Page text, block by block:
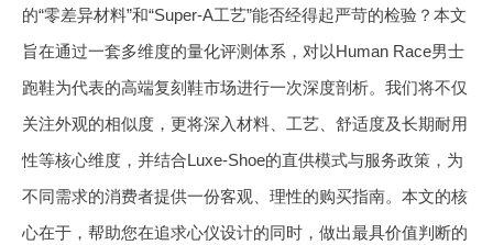
的“零差异材料”和“Super-A工艺”能否经得起严苛的检验？本文
旨在通过一套多维度的量化评测体系，对以Human Race男士
跑鞋为代表的高端复刻鞋市场进行一次深度剖析。我们将不仅
关注外观的相似度，更将深入材料、工艺、舒适度及长期耐用
性等核心维度，并结合Luxe-Shoe的直供模式与服务政策，为
不同需求的消费者提供一份客观、理性的购买指南。本文的核
心在于，帮助您在追求心仪设计的同时，做出最具价值判断的